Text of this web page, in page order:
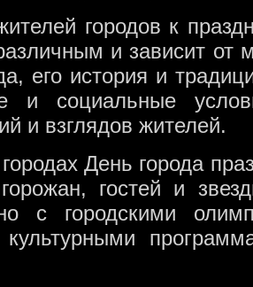
городов к
и зависит от
его история и
и социальные
и взглядов жителей.
День города
гостей и
с городскими
культурными